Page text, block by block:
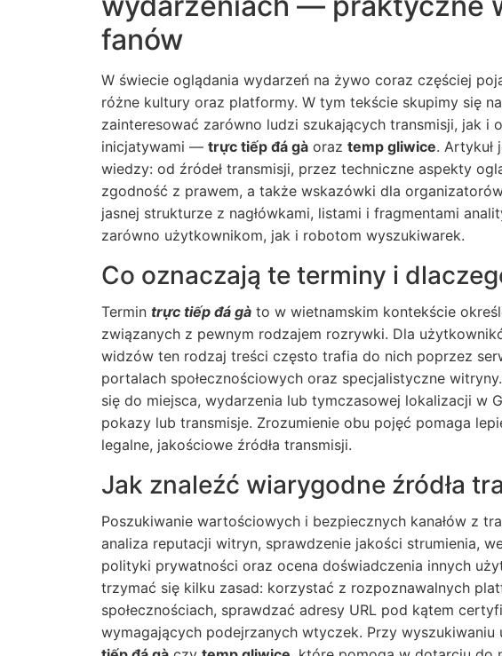
fanów
W świecie oglądania wydarzeń na żywo coraz częściej
różne kultury oraz platformy. W tym tekście skupimy się
zainteresować zarówno ludzi szukających transmisji, jak i
inicjatywami — trực tiếp đá gà oraz temp gliwice. Artykuł
wiedzy: od źródeł transmisji, przez techniczne aspekty
zgodność z prawem, a także wskazówki dla
jasnej strukturze z nagłówkami, listami i fragmentami
zarówno użytkownikom, jak i robotom wyszukiwarek.
Co oznaczają te terminy i
Termin trực tiếp đá gà to w wietnamskim kontekście
związanych z pewnym rodzajem rozrywki. Dla
widzów ten rodzaj treści często trafia do nich poprzez
portalach społecznościowych oraz specjalistyczne
się do miejsca, wydarzenia lub tymczasowej lokalizacji w
pokazy lub transmisje. Zrozumienie obu pojęć pomaga
legalne, jakościowe źródła transmisji.
Jak znaleźć wiarygodne źródła
Poszukiwanie wartościowych i bezpiecznych kanałów z
analiza reputacji witryn, sprawdzenie jakości strumienia,
polityki prywatności oraz ocena doświadczenia innych
trzymać się kilku zasad: korzystać z rozpoznawalnych
społecznościach, sprawdzać adresy URL pod kątem
wymagających podejrzanych wtyczek. Przy